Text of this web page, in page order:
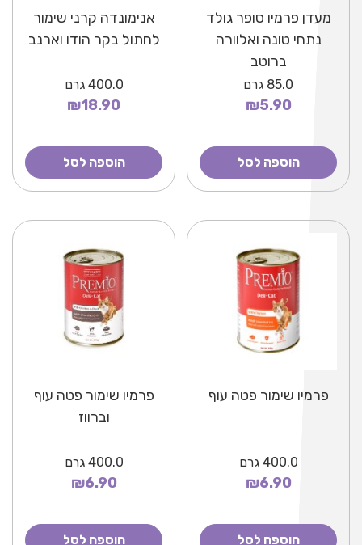
מעדן פרמיו סופר גולד
נתחי טונה ואלוורה
ברוטב
85.0 גרם
₪5.90
הוספה לסל
אנימונדה קרני שימור
לחתול בקר הודו וארנב
400.0 גרם
₪18.90
הוספה לסל
פרמיו שימור פטה עוף
400.0 גרם
₪6.90
הוספה לסל
פרמיו שימור פטה עוף
וברווז
400.0 גרם
₪6.90
הוספה לסל